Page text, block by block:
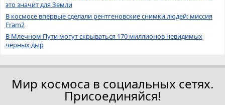
это значит для Земли
В космосе впервые сделали рентгеновские снимки людей: миссия
Fram2
В Млечном Пути могут скрываться 170 миллионов невидимых
черных дыр
Мир космоса в социальных сетях.
Присоединяйся!